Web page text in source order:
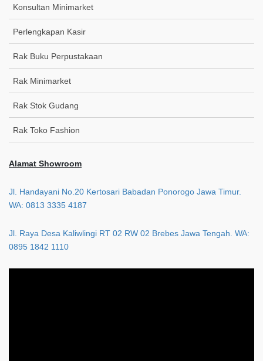
Konsultan Minimarket
Perlengkapan Kasir
Rak Buku Perpustakaan
Rak Minimarket
Rak Stok Gudang
Rak Toko Fashion
Alamat Showroom
Jl. Handayani No.20 Kertosari Babadan Ponorogo Jawa Timur.
WA: 0813 3335 4187
Jl. Raya Desa Kaliwlingi RT 02 RW 02 Brebes Jawa Tengah. WA:
0895 1842 1110